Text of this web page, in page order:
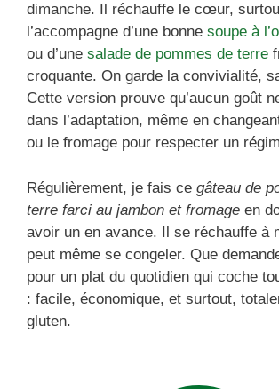
dimanche. Il réchauffe le cœur,
l’accompagne d’une bonne soupe à
ou d’une salade de pommes de terre
croquante. On garde la convivialité,
Cette version prouve qu’aucun goût
dans l’adaptation, même en
ou le fromage pour respecter un
Régulièrement, je fais ce gâteau de
terre farci au jambon et fromage en
avoir un en avance. Il se réchauffe à
peut même se congeler. Que
pour un plat du quotidien qui coche
: facile, économique, et surtout,
gluten.